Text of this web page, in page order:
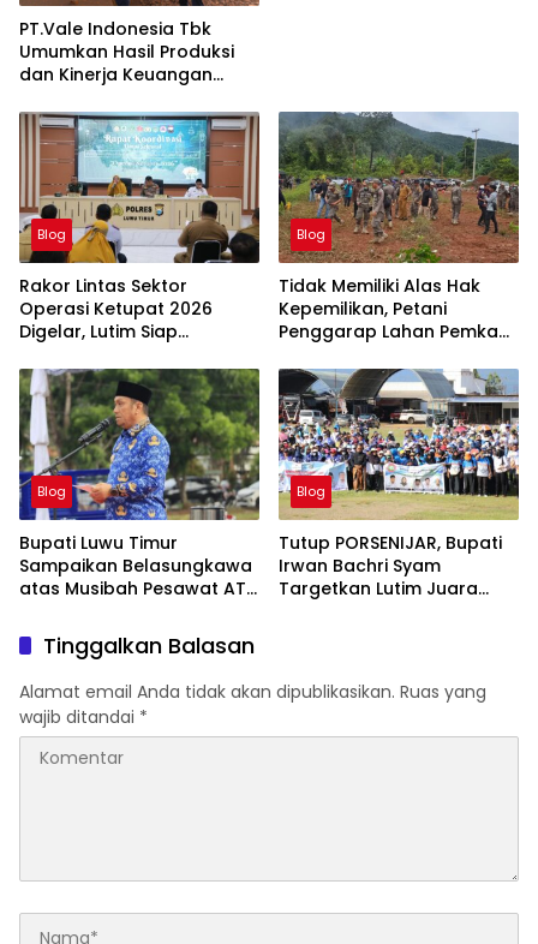
PT.Vale Indonesia Tbk
Umumkan Hasil Produksi
dan Kinerja Keuangan
Blog
Rakor Lintas Sektor
Operasi Ketupat 2026
Digelar, Lutim Siap
Lebaran
Blog
Tidak Memiliki Alas Hak
Kepemilikan, Petani
Penggarap Lahan Pemkab
Ganti Rugi Tanah
Blog
Bupati Luwu Timur
Sampaikan Belasungkawa
atas Musibah Pesawat ATR
Blog
Tutup PORSENIJAR, Bupati
Irwan Bachri Syam
Targetkan Lutim Juara
Tinggalkan Balasan
Alamat email Anda tidak akan dipublikasikan. Ruas yang
wajib ditandai *